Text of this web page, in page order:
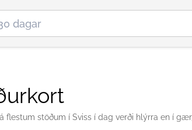
flestum stöðum í Sviss í dag verði hlýrra en í